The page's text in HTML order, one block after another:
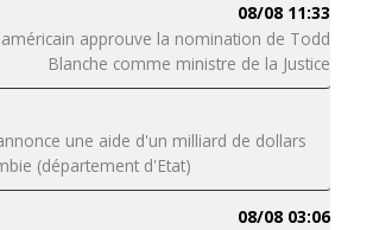
08/08 11:33
américain approuve la nomination de Todd
Blanche comme ministre de la Justice
une aide d'un milliard de dollars
(département d'Etat)
08/08 03:06